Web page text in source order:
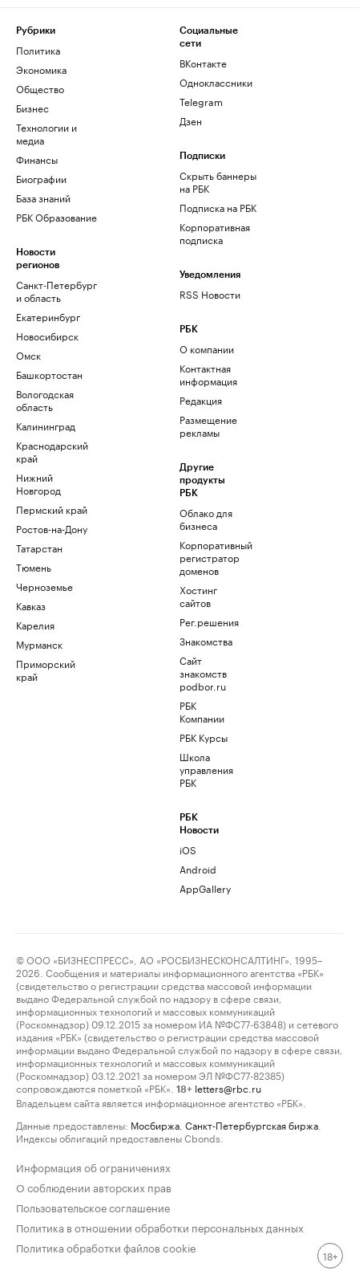
Рубрики
Политика
Экономика
Общество
Бизнес
Технологии и
медиа
Финансы
Биографии
База знаний
РБК Образование
Новости
регионов
Санкт-Петербург
и область
Екатеринбург
Новосибирск
Омск
Башкортостан
Вологодская
область
Калининград
Краснодарский
край
Нижний
Новгород
Пермский край
Ростов-на-Дону
Татарстан
Тюмень
Черноземье
Кавказ
Карелия
Мурманск
Приморский
край
Социальные
сети
ВКонтакте
Одноклассники
Telegram
Дзен
Подписки
Скрыть баннеры
на РБК
Подписка на РБК
Корпоративная
подписка
Уведомления
RSS Новости
РБК
О компании
Контактная
информация
Редакция
Размещение
рекламы
Другие
продукты
РБК
Облако для
бизнеса
Корпоративный
регистратор
доменов
Хостинг
сайтов
Рег.решения
Знакомства
Сайт
знакомств
podbor.ru
РБК
Компании
РБК Курсы
Школа
управления
РБК
РБК
Новости
iOS
Android
AppGallery
© ООО «БИЗНЕСПРЕСС», АО «РОСБИЗНЕСКОНСАЛТИНГ», 1995–
2026. Сообщения и материалы информационного агентства «РБК»
(свидетельство о регистрации средства массовой информации
выдано Федеральной службой по надзору в сфере связи,
информационных технологий и массовых коммуникаций
(Роскомнадзор) 09.12.2015 за номером ИА №ФС77-63848) и сетевого
издания «РБК» (свидетельство о регистрации средства массовой
информации выдано Федеральной службой по надзору в сфере связи,
информационных технологий и массовых коммуникаций
(Роскомнадзор) 03.12.2021 за номером ЭЛ №ФС77-82385)
сопровождаются пометкой «РБК».
18+ letters@rbc.ru
Владельцем сайта является информационное агентство «РБК».
Данные предоставлены: Мосбиржа Санкт-Петербургская биржа
Индексы облигаций предоставлены Cbonds.
Информация об ограничениях
О соблюдении авторских прав
Пользовательское соглашение
Политика в отношении обработки персональных данных
Политика обработки файлов cookie
18+